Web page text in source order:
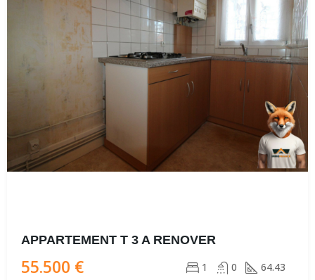
APPARTEMENT T 3 A RENOVER
55.500 € 1 0 64.43